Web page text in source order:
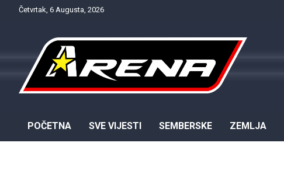
Četvrtak, 6 Augusta, 2026
POČETNA SVE VIJESTI SEMBERSKE ZEMLJA